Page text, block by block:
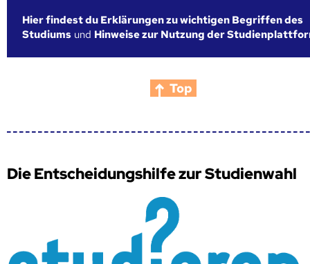
Hier findest du Erklärungen zu wichtigen Begriffen des
Studiums und Hinweise zur Nutzung der
Top
Die Entscheidungshilfe zur Studienwahl